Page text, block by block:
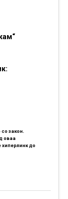
закон.
оваа
до